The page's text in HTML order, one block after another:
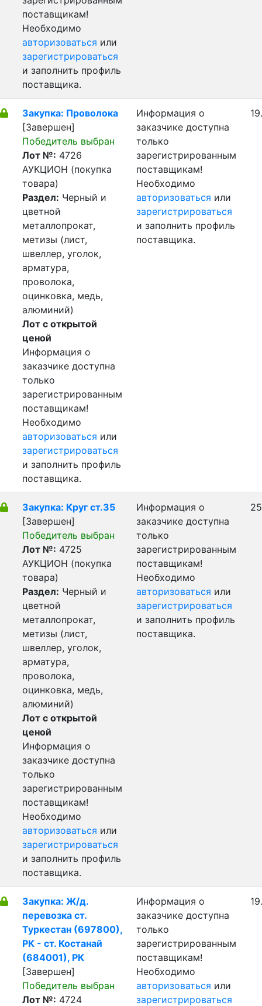
поставщикам!
Необходимо
авторизоваться или
зарегистрироваться
и заполнить профиль
поставщика.
Закупка: Проволока
[Завершен]
Победитель выбран
Лот №: 4726
АУКЦИОН (покупка
товара)
Раздел: Черный и
цветной
металлопрокат,
метизы (лист,
швеллер, уголок,
арматура,
проволока,
оцинковка, медь,
алюминий)
Лот с открытой
ценой
Информация о
заказчике доступна
только
зарегистрированным
поставщикам!
Необходимо
авторизоваться или
зарегистрироваться
и заполнить профиль
поставщика.
Информация о
заказчике доступна
только
зарегистрированным
поставщикам!
Необходимо
авторизоваться или
зарегистрироваться
и заполнить профиль
поставщика.
Закупка: Круг ст.35
[Завершен]
Победитель выбран
Лот №: 4725
АУКЦИОН (покупка
товара)
Раздел: Черный и
цветной
металлопрокат,
метизы (лист,
швеллер, уголок,
арматура,
проволока,
оцинковка, медь,
алюминий)
Лот с открытой
ценой
Информация о
заказчике доступна
только
зарегистрированным
поставщикам!
Необходимо
авторизоваться или
зарегистрироваться
и заполнить профиль
поставщика.
Информация о
заказчике доступна
только
зарегистрированным
поставщикам!
Необходимо
авторизоваться или
зарегистрироваться
и заполнить профиль
поставщика.
Закупка: Ж/д.
перевозка ст.
Туркестан (697800),
РК - ст. Костанай
(684001), РК
[Завершен]
Победитель выбран
Лот №: 4724
Информация о
заказчике доступна
только
зарегистрированным
поставщикам!
Необходимо
авторизоваться или
зарегистрироваться